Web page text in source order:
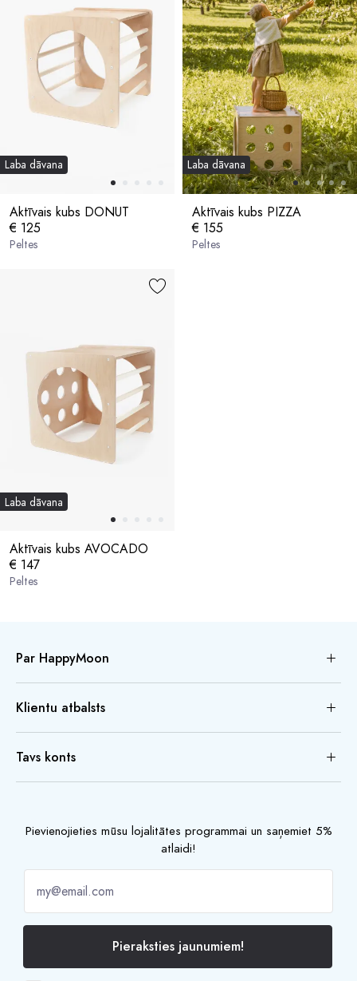
Laba dāvana
Aktīvais kubs DONUT
€ 125
Peltes
Laba dāvana
Aktīvais kubs PIZZA
€ 155
Peltes
Laba dāvana
Aktīvais kubs AVOCADO
€ 147
Peltes
Par HappyMoon
Klientu atbalsts
Tavs konts
Pievienojieties mūsu lojalitātes programmai un saņemiet 5%
atlaidi!
Pieraksties jaunumiem!